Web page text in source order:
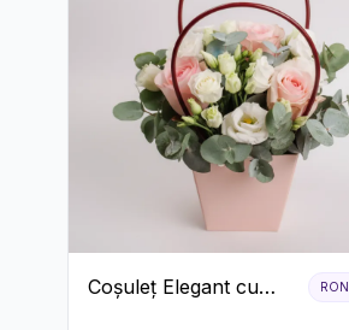
Coșuleț Elegant cu
RON